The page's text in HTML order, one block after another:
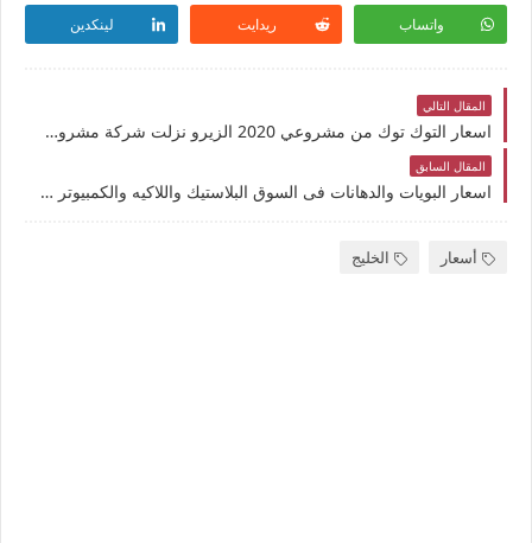
واتساب ريدايت لينكدين
المقال التالي
اسعار التوك توك من مشروعي 2020 الزيرو نزلت شركة مشروعى للتقسيط التوك توك بالغاز ~ سعر التوكتوك اليوم بمعارض بيع التوك توك فى شركة غبور وعنوان مركز خدمة التكاتك
المقال السابق
اسعار البويات والدهانات فى السوق البلاستيك واللاكيه والكمبيوتر 2020 ايهما افضل لدهان الحوائط بوية داي تون , سوبر لاك؛ سكيب ديكورا ؛ سكيلاك : جوتن الطلاء اللامع 80% اصلية اللون المناسب
أسعار الخليج